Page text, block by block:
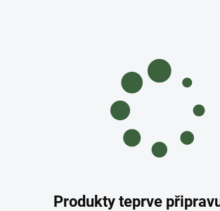
Produkty teprve